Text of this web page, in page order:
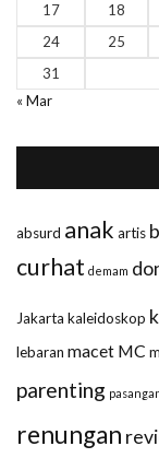
17
18
24
25
31
« Mar
absurd anak artis
curhat demam
Jakarta kaleidoskop
lebaran macet MC
parenting
renungan